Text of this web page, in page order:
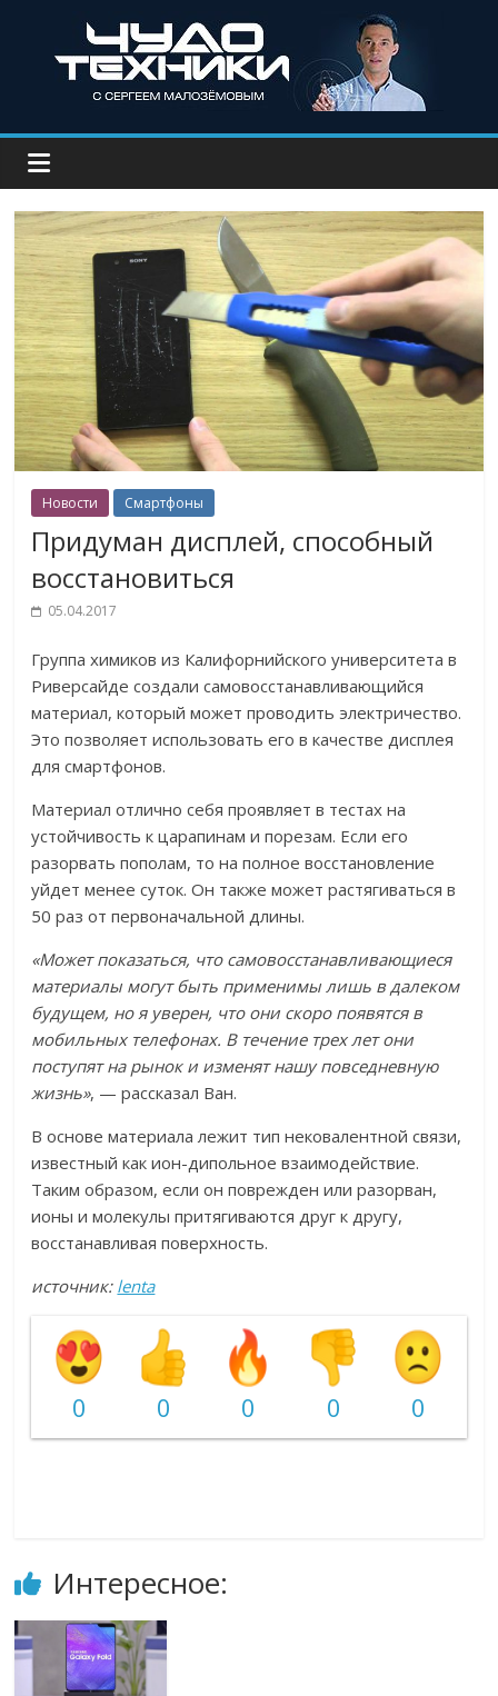
Новости Смартфоны
Придуман дисплей, способный
восстановиться
05.04.2017
Группа химиков из Калифорнийского университета в
Риверсайде создали самовосстанавливающийся
материал, который может проводить электричество.
Это позволяет использовать его в качестве дисплея
для смартфонов.
Материал отлично себя проявляет в тестах на
устойчивость к царапинам и порезам. Если его
разорвать пополам, то на полное восстановление
уйдет менее суток. Он также может растягиваться в
50 раз от первоначальной длины.
«Может показаться, что самовосстанавливающиеся
материалы могут быть применимы лишь в далеком
будущем, но я уверен, что они скоро появятся в
мобильных телефонах. В течение трех лет они
поступят на рынок и изменят нашу повседневную
жизнь», — рассказал Ван.
В основе материала лежит тип нековалентной связи,
известный как ион-дипольное взаимодействие.
Таким образом, если он поврежден или разорван,
ионы и молекулы притягиваются друг к другу,
восстанавливая поверхность.
источник: lenta
0 0 0 0 0
Интересное: